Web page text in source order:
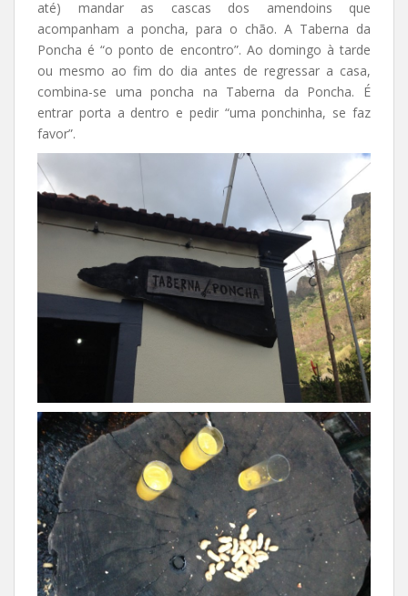
até) mandar as cascas dos amendoins que
acompanham a poncha, para o chão. A Taberna da
Poncha é “o ponto de encontro”. Ao domingo à tarde
ou mesmo ao fim do dia antes de regressar a casa,
combina-se uma poncha na Taberna da Poncha. É
entrar porta a dentro e pedir “uma ponchinha, se faz
favor”.